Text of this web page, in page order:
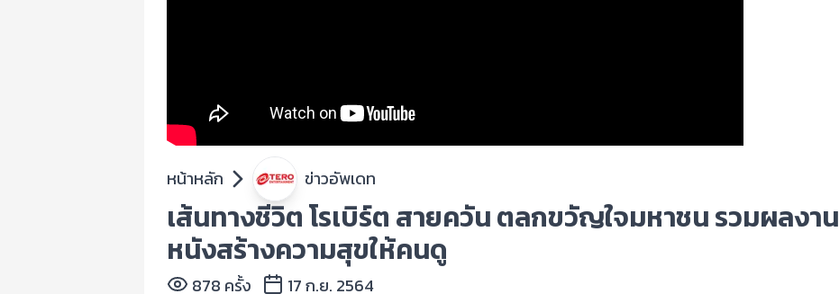
หน้าหลัก ข่าวอัพเดท
เส้นทางชีวิต โรเบิร์ต สายควัน ตลกขวัญใจมหาชน รวมผลงาน
หนังสร้างความสุขให้คนดู
878 ครั้ง 17 ก.ย. 2564